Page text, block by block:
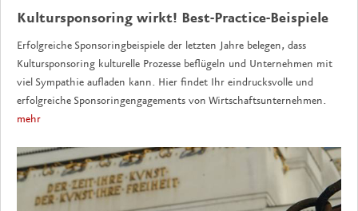
Kultursponsoring wirkt! Best-Practice-Beispiele
Erfolgreiche Sponsoringbeispiele der letzten Jahre belegen, dass
Kultursponsoring kulturelle Prozesse beflügeln und Unternehmen mit
viel Sympathie aufladen kann. Hier findet Ihr eindrucksvolle und
erfolgreiche Sponsoringengagements von Wirtschaftsunternehmen.
mehr